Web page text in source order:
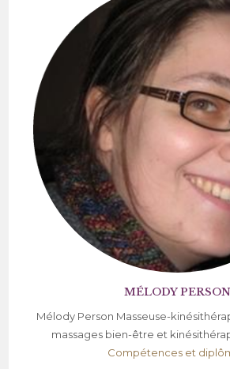
MÉLODY PERSON
Mélody Person Masseuse-
massages bien-être et
Compétences et